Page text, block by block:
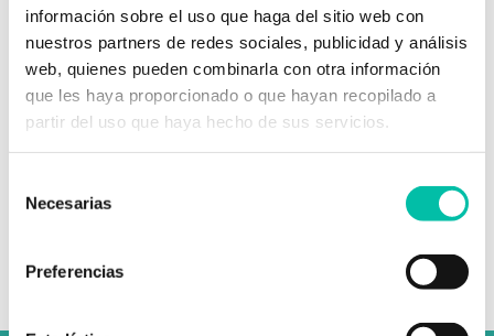
información sobre el uso que haga del sitio web con
nuestros partners de redes sociales, publicidad y análisis
web, quienes pueden combinarla con otra información
que les haya proporcionado o que hayan recopilado a
partir del uso que haya hecho de sus servicios.
Necesarias
Preferencias
Una vez finalices tu compra, revisa tu bandeja
de entrada: te enviaremos un enlace para que